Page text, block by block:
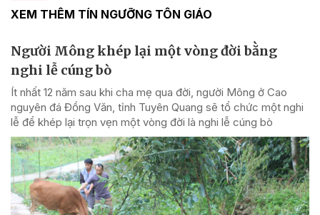
XEM THÊM TÍN NGƯỠNG TÔN GIÁO
Người Mông khép lại một vòng đời bằng
nghi lễ cúng bò
Ít nhất 12 năm sau khi cha mẹ qua đời, người Mông ở Cao
nguyên đá Đồng Văn, tỉnh Tuyên Quang sẽ tổ chức một nghi
lễ để khép lại trọn vẹn một vòng đời là nghi lễ cúng bò